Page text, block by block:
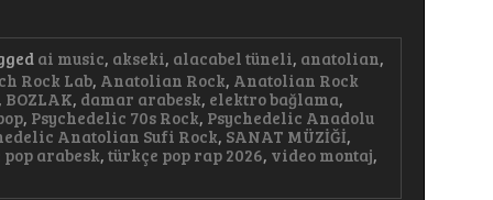
ai music, akseki, alacabel tüneli, anatolian,
Rock Lab, Anatolian Rock, Anatolian Rock
, BOZLAK, damar arabesk, elektro bağlama,
, Psychedelic 70s Rock, Psychedelic Anadolu
Anatolian Sufi Rock, SANAT MÜZİĞİ,
arabesk, türkçe pop rap 2026, video montaj,